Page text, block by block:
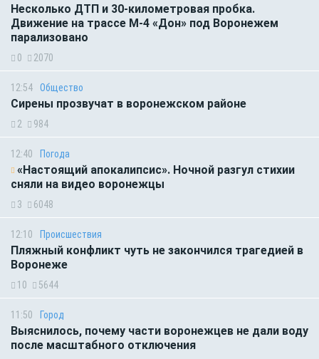
Несколько ДТП и 30-километровая пробка.
Движение на трассе М-4 «Дон» под Воронежем
парализовано
0 2070
12:54 Общество
Сирены прозвучат в воронежском районе
2 984
12:40 Погода
«Настоящий апокалипсис». Ночной разгул стихии
сняли на видео воронежцы
3 6048
12:10 Происшествия
Пляжный конфликт чуть не закончился трагедией в
Воронеже
10 5644
11:50 Город
Выяснилось, почему части воронежцев не дали воду
после масштабного отключения